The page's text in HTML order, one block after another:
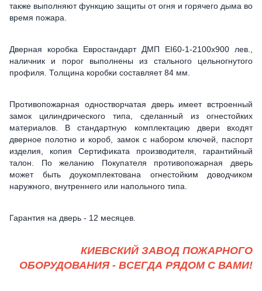
также выполняют функцию защиты от огня и горячего дыма во
время пожара.
Дверная коробка Евростандарт ДМП ЕІ60-1-2100х900 лев.,
наличник и порог выполнены из стального цельногнутого
профиля. Толщина коробки составляет 84 мм.
Противопожарная одностворчатая дверь имеет встроенный
замок цилиндрического типа, сделанный из огнестойких
материалов. В стандартную комплектацию двери входят
дверное полотно и короб, замок с набором ключей, паспорт
изделия, копия Сертификата производителя, гарантийный
талон. По желанию Покупателя противопожарная дверь
может быть доукомплектована огнестойким доводчиком
наружного, внутреннего или напольного типа.
Гарантия на дверь - 12 месяцев.
КИЕВСКИЙ ЗАВОД ПОЖАРНОГО
ОБОРУДОВАНИЯ - ВСЕГДА РЯДОМ С ВАМИ!